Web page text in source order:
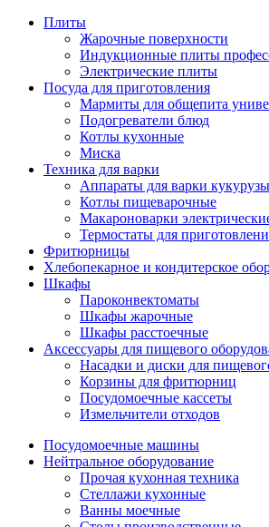
Плиты
Жарочные поверхности
Индукционные плиты
Электрические плиты
Посуда для приготовления
Мармиты для общепита
Подогреватели блюд
Котлы кухонные
Миска
Техника для варки
Аппараты для варки кукурузы
Котлы пищеварочные
Макароноварки
Термостаты для
Фритюрницы
Хлебопекарное и кондитерское
Шкафы
Пароконвектоматы
Шкафы жарочные
Шкафы расстоечные
Аксессуары для пищевого
Насадки и диски для
Корзины для фритюрниц
Посудомоечные кассеты
Измельчители отходов
Посудомоечные машины
Нейтральное оборудование
Прочая кухонная техника
Стеллажи кухонные
Ванны моечные